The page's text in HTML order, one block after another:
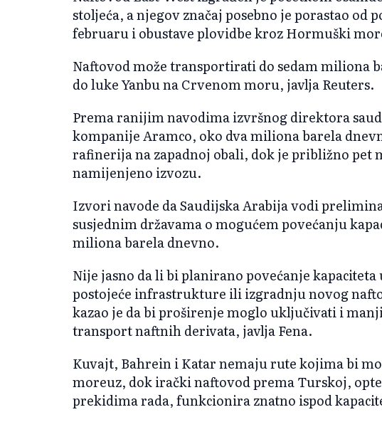
stoljeća, a njegov značaj posebno je porastao od
februaru i obustave plovidbe kroz Hormuški
Naftovod može transportirati do sedam miliona
do luke Yanbu na Crvenom moru, javlja Reuters.
Prema ranijim navodima izvršnog direktora
kompanije Aramco, oko dva miliona barela
rafinerija na zapadnoj obali, dok je približno pet
namijenjeno izvozu.
Izvori navode da Saudijska Arabija vodi
susjednim državama o mogućem povećanju
miliona barela dnevno.
Nije jasno da li bi planirano povećanje
postojeće infrastrukture ili izgradnju novog
kazao je da bi proširenje moglo uključivati i
transport naftnih derivata, javlja Fena.
Kuvajt, Bahrein i Katar nemaju rute kojima bi
moreuz, dok irački naftovod prema Turskoj,
prekidima rada, funkcionira znatno ispod